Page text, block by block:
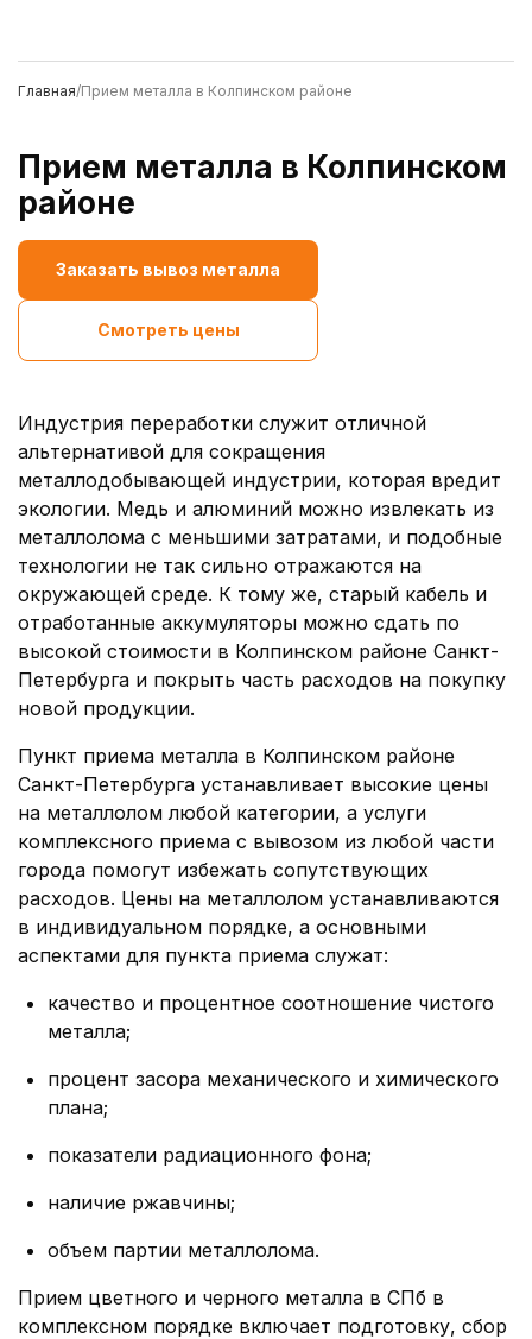
Главная/Прием металла в Колпинском районе
Прием металла в Колпинском
районе
Заказать вывоз металла
Смотреть цены
Индустрия переработки служит отличной
альтернативой для сокращения
металлодобывающей индустрии, которая вредит
экологии. Медь и алюминий можно извлекать из
металлолома с меньшими затратами, и подобные
технологии не так сильно отражаются на
окружающей среде. К тому же, старый кабель и
отработанные аккумуляторы можно сдать по
высокой стоимости в Колпинском районе Санкт-
Петербурга и покрыть часть расходов на покупку
новой продукции.
Пункт приема металла в Колпинском районе
Санкт-Петербурга устанавливает высокие цены
на металлолом любой категории, а услуги
комплексного приема с вывозом из любой части
города помогут избежать сопутствующих
расходов. Цены на металлолом устанавливаются
в индивидуальном порядке, а основными
аспектами для пункта приема служат:
качество и процентное соотношение чистого
металла;
процент засора механического и химического
плана;
показатели радиационного фона;
наличие ржавчины;
объем партии металлолома.
Прием цветного и черного металла в СПб в
комплексном порядке включает подготовку, сбор